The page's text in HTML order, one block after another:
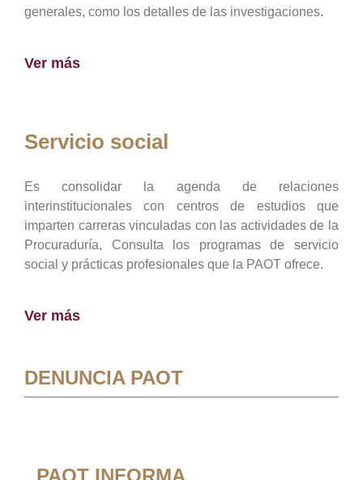
generales, como los detalles de las investigaciones.
Ver más
Servicio social
Es consolidar la agenda de relaciones
interinstitucionales con centros de estudios que
imparten carreras vinculadas con las actividades de la
Procuraduría, Consulta los programas de servicio
social y prácticas profesionales que la PAOT ofrece.
Ver más
DENUNCIA PAOT
PAOT INFORMA